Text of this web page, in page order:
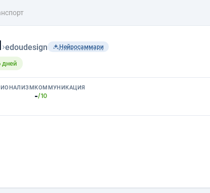
›edoudesign Нейросаммари
дней
КОММУНИКАЦИЯ
-/10